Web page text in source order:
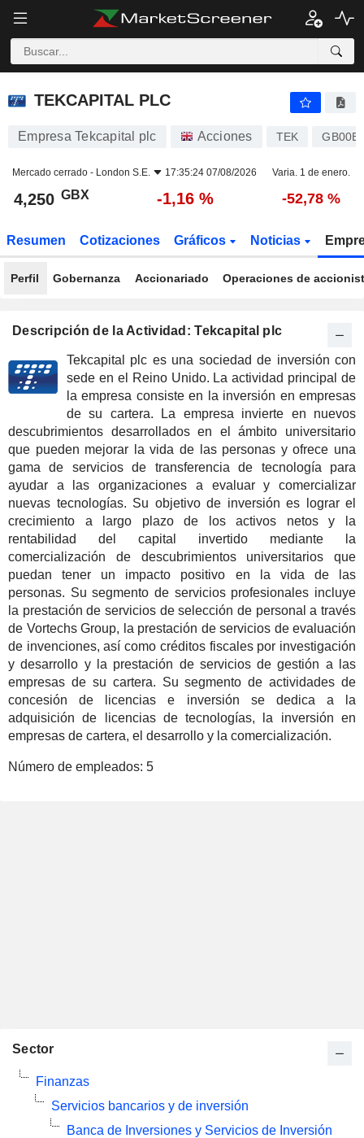
TEKCAPITAL PLC
TEKCAPITAL PLC
Empresa Tekcapital plc Acciones TEK
Mercado cerrado - London S.E. 17:35:24 07/08/2026 Varia. 1 de enero.
4,250 GBX -1,16 % -52,78 %
Resumen Cotizaciones Gráficos Noticias
Perfil Gobernanza Accionariado Operaciones de
Descripción de la Actividad: Tekcapital plc
Tekcapital plc es una sociedad de inversión con
sede en el Reino Unido. La actividad principal de
la empresa consiste en la inversión en empresas
de su cartera. La empresa invierte en nuevos
descubrimientos desarrollados en el ámbito universitario
que pueden mejorar la vida de las personas y ofrece una
gama de servicios de transferencia de tecnología para
ayudar a las organizaciones a evaluar y comercializar
nuevas tecnologías. Su objetivo de inversión es lograr el
crecimiento a largo plazo de los activos netos y la
rentabilidad del capital invertido mediante la
comercialización de descubrimientos universitarios que
puedan tener un impacto positivo en la vida de las
personas. Su segmento de servicios profesionales incluye
la prestación de servicios de selección de personal a través
de Vortechs Group, la prestación de servicios de evaluación
de invenciones, así como créditos fiscales por investigación
y desarrollo y la prestación de servicios de gestión a las
empresas de su cartera. Su segmento de actividades de
concesión de licencias e inversión se dedica a la
adquisición de licencias de tecnologías, la inversión en
empresas de cartera, el desarrollo y la comercialización.
Número de empleados: 5
Sector
Finanzas
Servicios bancarios y de inversión
Banca de Inversiones y Servicios de Inversión